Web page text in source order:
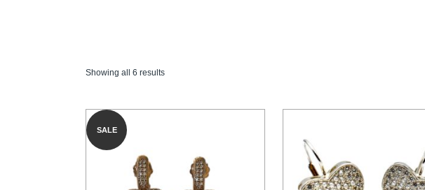
Showing all 6 results
SALE